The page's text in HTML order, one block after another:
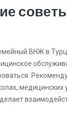
ВНЖ в
медицинских